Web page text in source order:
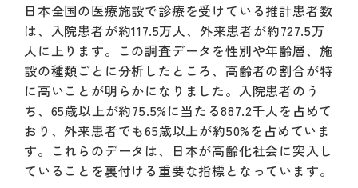
日本全国の医療施設で診療を受けている推計患者数
は、入院患者が約117.5万人、外来患者が約727.5万
人に上ります。この調査データを性別や年齢層、施
設の種類ごとに分析したところ、高齢者の割合が特
に高いことが明らかになりました。入院患者のう
ち、65歳以上が約75.5%に当たる887.2千人を占めて
おり、外来患者でも65歳以上が約50%を占めていま
す。これらのデータは、日本が高齢化社会に突入し
ていることを裏付ける重要な指標となっています。